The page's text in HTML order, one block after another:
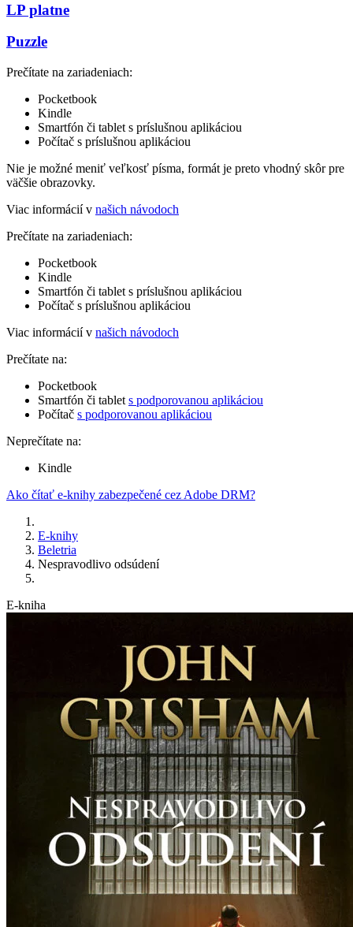
LP platne
Puzzle
Prečítate na zariadeniach:
Pocketbook
Kindle
Smartfón či tablet s príslušnou aplikáciou
Počítač s príslušnou aplikáciou
Nie je možné meniť veľkosť písma, formát je preto vhodný skôr pre
väčšie obrazovky.
Viac informácií v našich návodoch
Prečítate na zariadeniach:
Pocketbook
Kindle
Smartfón či tablet s príslušnou aplikáciou
Počítač s príslušnou aplikáciou
Viac informácií v našich návodoch
Prečítate na:
Pocketbook
Smartfón či tablet s podporovanou aplikáciou
Počítač s podporovanou aplikáciou
Neprečítate na:
Kindle
Ako čítať e-knihy zabezpečené cez Adobe DRM?
E-knihy
Beletria
Nespravodlivo odsúdení
E-kniha